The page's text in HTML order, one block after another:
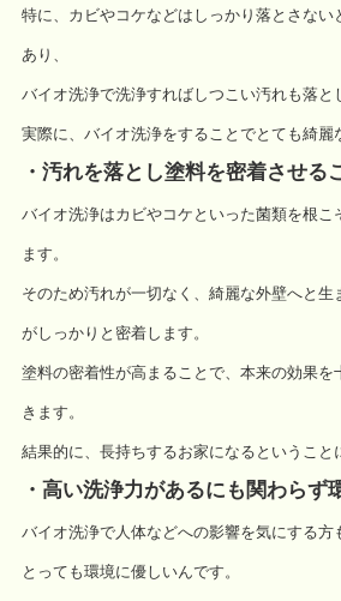
特に、カビやコケなどはしっかり落とさない
あり、
バイオ洗浄で洗浄すればしつこい汚れも落と
実際に、バイオ洗浄をすることでとても綺麗
・汚れを落とし塗料を密着させる
バイオ洗浄はカビやコケといった菌類を根こ
ます。
そのため汚れが一切なく、綺麗な外壁へと生
がしっかりと密着します。
塗料の密着性が高まることで、本来の効果を
きます。
結果的に、長持ちするお家になるということ
・高い洗浄力があるにも関わらず
バイオ洗浄で人体などへの影響を気にする方
とっても環境に優しいんです。